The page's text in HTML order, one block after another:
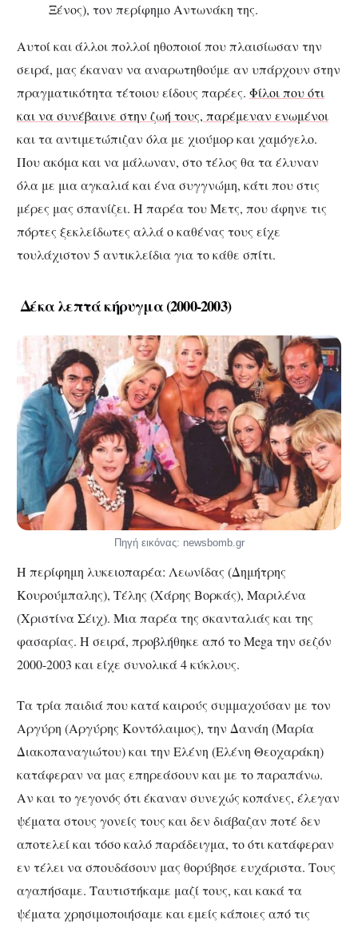
Ξένος), τον περίφημο Αντωνάκη της.
Αυτοί και άλλοι πολλοί ηθοποιοί που πλαισίωσαν την
σειρά, μας έκαναν να αναρωτηθούμε αν υπάρχουν στην
πραγματικότητα τέτοιου είδους παρέες. Φίλοι που ότι
και να συνέβαινε στην ζωή τους, παρέμεναν ενωμένοι
και τα αντιμετώπιζαν όλα με χιούμορ και χαμόγελο.
Που ακόμα και να μάλωναν, στο τέλος θα τα έλυναν
όλα με μια αγκαλιά και ένα συγγνώμη, κάτι που στις
μέρες μας σπανίζει. Η παρέα του Μετς, που άφηνε τις
πόρτες ξεκλείδωτες αλλά ο καθένας τους είχε
τουλάχιστον 5 αντικλείδια για το κάθε σπίτι.
Δέκα λεπτά κήρυγμα (2000-2003)
Πηγή εικόνας: newsbomb.gr
Η περίφημη λυκειοπαρέα: Λεωνίδας (Δημήτρης
Κουρούμπαλης), Τέλης (Χάρης Βορκάς), Μαριλένα
(Χριστίνα Σέιχ). Μια παρέα της σκανταλιάς και της
φασαρίας. Η σειρά, προβλήθηκε από το Mega την σεζόν
2000-2003 και είχε συνολικά 4 κύκλους.
Τα τρία παιδιά που κατά καιρούς συμμαχούσαν με τον
Αργύρη (Αργύρης Κοντόλαιμος), την Δανάη (Μαρία
Διακοπαναγιώτου) και την Ελένη (Ελένη Θεοχαράκη)
κατάφεραν να μας επηρεάσουν και με το παραπάνω.
Αν και το γεγονός ότι έκαναν συνεχώς κοπάνες, έλεγαν
ψέματα στους γονείς τους και δεν διάβαζαν ποτέ δεν
αποτελεί και τόσο καλό παράδειγμα, το ότι κατάφεραν
εν τέλει να σπουδάσουν μας θορύβησε ευχάριστα. Τους
αγαπήσαμε. Ταυτιστήκαμε μαζί τους, και κακά τα
ψέματα χρησιμοποιήσαμε και εμείς κάποιες από τις